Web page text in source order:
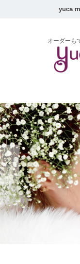
yuca
オーダーも